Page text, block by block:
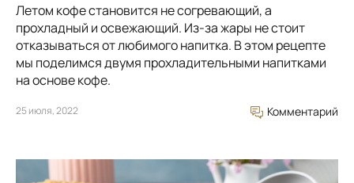
Летом кофе становится не согревающий, а
прохладный и освежающий. Из-за жары не стоит
отказываться от любимого напитка. В этом рецепте
мы поделимся двумя прохладительными напитками
на основе кофе.
25 июля, 2022 Комментарий